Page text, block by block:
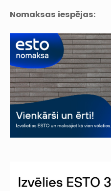
Nomaksas iespējas: